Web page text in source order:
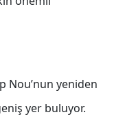
Nou’nun yeniden
yer buluyor.